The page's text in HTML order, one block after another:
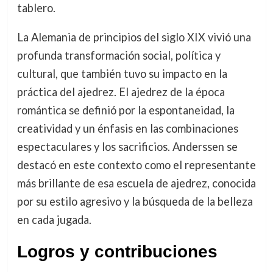
tablero.
La Alemania de principios del siglo XIX vivió una
profunda transformación social, política y
cultural, que también tuvo su impacto en la
práctica del ajedrez. El ajedrez de la época
romántica se definió por la espontaneidad, la
creatividad y un énfasis en las combinaciones
espectaculares y los sacrificios. Anderssen se
destacó en este contexto como el representante
más brillante de esa escuela de ajedrez, conocida
por su estilo agresivo y la búsqueda de la belleza
en cada jugada.
Logros y contribuciones